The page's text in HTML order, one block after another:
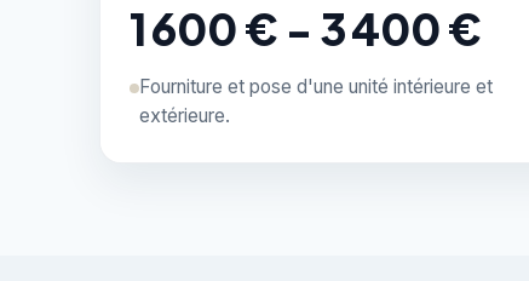
1 600 € - 3 400 €
Fourniture et pose d'une unité intérieure et
extérieure.